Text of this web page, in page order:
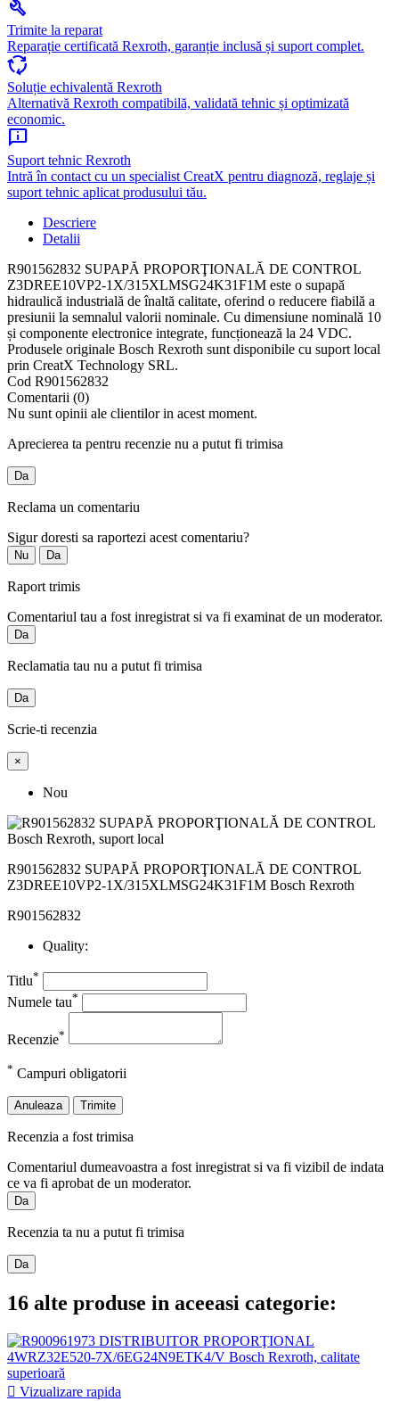
build
Trimite la reparat
Reparație certificată Rexroth, garanție inclusă și suport complet.
cycle
Soluție echivalentă Rexroth
Alternativă Rexroth compatibilă, validată tehnic și optimizată
economic.
chat_info
Suport tehnic Rexroth
Intră în contact cu un specialist CreatX pentru diagnoză, reglaje și
suport tehnic aplicat produsului tău.
Descriere
Detalii
R901562832 SUPAPĂ PROPORŢIONALĂ DE CONTROL
Z3DREE10VP2-1X/315XLMSG24K31F1M este o supapă
hidraulică industrială de înaltă calitate, oferind o reducere fiabilă a
presiunii la semnalul valorii nominale. Cu dimensiune nominală 10
și componente electronice integrate, funcționează la 24 VDC.
Produsele originale Bosch Rexroth sunt disponibile cu suport local
prin CreatX Technology SRL.
Cod R901562832
Comentarii (0)
Nu sunt opinii ale clientilor in acest moment.
Aprecierea ta pentru recenzie nu a putut fi trimisa
Da
Reclama un comentariu
Sigur doresti sa raportezi acest comentariu?
Nu Da
Raport trimis
Comentariul tau a fost inregistrat si va fi examinat de un moderator.
Da
Reclamatia tau nu a putut fi trimisa
Da
Scrie-ti recenzia
×
Nou
R901562832 SUPAPĂ PROPORŢIONALĂ DE CONTROL
Z3DREE10VP2-1X/315XLMSG24K31F1M Bosch Rexroth
R901562832
Quality:
Titlu*
Numele tau*
Recenzie*
* Campuri obligatorii
Anuleaza Trimite
Recenzia a fost trimisa
Comentariul dumeavoastra a fost inregistrat si va fi vizibil de indata
ce va fi aprobat de un moderator.
Da
Recenzia ta nu a putut fi trimisa
Da
16 alte produse in aceeasi categorie:
 Vizualizare rapida